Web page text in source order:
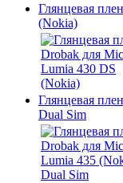
Глянцевая
(Nokia)
Глянцевая
Dual Sim